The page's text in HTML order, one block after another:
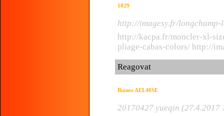
1829
http://imagesy.fr/
http://kacpa.fr/moncler-xl-
pliage-cabas-colors/ http://
Reagovat
Ibanez AEL40SE
20170427 yueqin (27.4.2017